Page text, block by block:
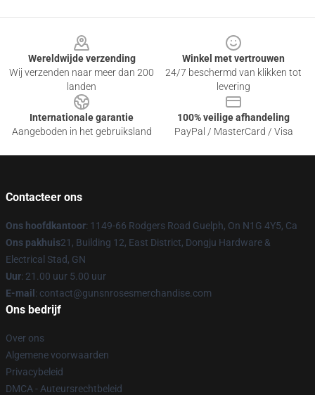
Wereldwijde verzending
Wij verzenden naar meer dan 200
landen
Winkel met vertrouwen
24/7 beschermd van klikken tot
levering
Internationale garantie
Aangeboden in het gebruiksland
100% veilige afhandeling
PayPal / MasterCard / Visa
Contacteer ons
Ons hoofdkantoor: 1149-66 Rodgers Road Guelph, On N1G 4Y5, Ca
Ons pakhuis21, Building 12, East District, Dongju Hardware &
Electrical Stad, GN
Uur: 21.00 uur 5.00 uur
E-mail : contact@gunsnrosesmerchandise.com
Ons bedrijf
Over ons
Algemene voorwaarden
Privacybeleid
DMCA - Auteursrechtbeleid